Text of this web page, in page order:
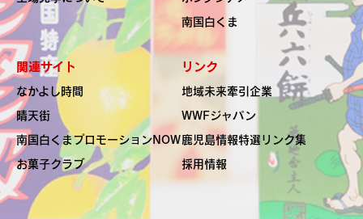
南国白くま
関連サイト
なかよし時間
晴天街
南国白くまプロモーションNOW
お菓子クラブ
リンク
地域未来牽引企業
WWFジャパン
鹿児島情報特選リンク集
採用情報